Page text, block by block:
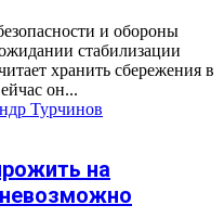
и обороны
стабилизации
хранить сбережения в
он...
Турчинов
на